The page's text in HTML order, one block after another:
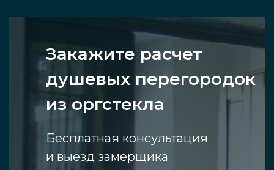
Закажите расчет
душевых перегородок
из оргстекла
Бесплатная консультация
и выезд замерщика